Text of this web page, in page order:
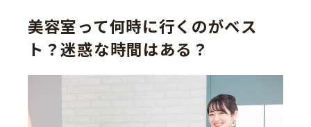
美容室って何時に行くのがベス
ト？迷惑な時間はある？